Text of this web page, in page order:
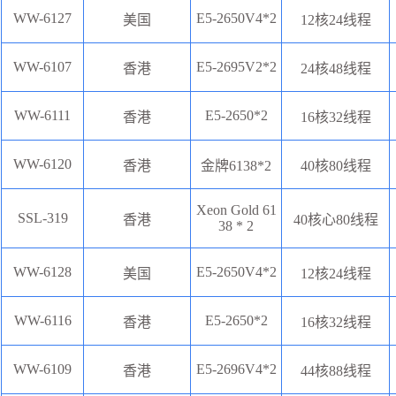
WW-6127 美国 E5-2650V4*2 12核24线程
WW-6107 香港 E5-2695V2*2 24核48线程‌
WW-6111 香港 E5-2650*2 16核32线程
WW-6120 香港 金牌6138*2 40核80线程
SSL-319 香港
Xeon Gold 61
38 * 2
40核心80线程
WW-6128 美国 E5-2650V4*2 12核24线程
WW-6116 香港 E5-2650*2 16核32线程
WW-6109 香港 E5-2696V4*2 44核88线程